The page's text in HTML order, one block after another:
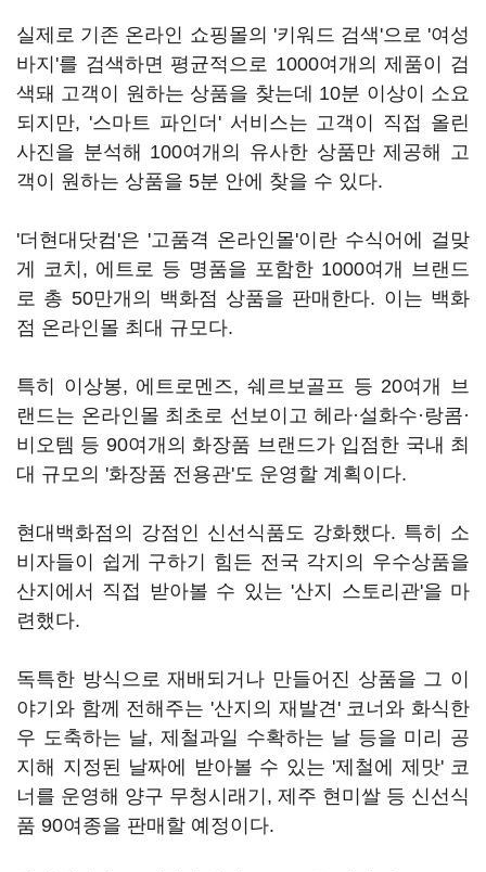
실제로 기존 온라인 쇼핑몰의 '키워드 검색'으로 '여성
바지'를 검색하면 평균적으로 1000여개의 제품이 검
색돼 고객이 원하는 상품을 찾는데 10분 이상이 소요
되지만, '스마트 파인더' 서비스는 고객이 직접 올린
사진을 분석해 100여개의 유사한 상품만 제공해 고
객이 원하는 상품을 5분 안에 찾을 수 있다.
'더현대닷컴'은 '고품격 온라인몰'이란 수식어에 걸맞
게 코치, 에트로 등 명품을 포함한 1000여개 브랜드
로 총 50만개의 백화점 상품을 판매한다. 이는 백화
점 온라인몰 최대 규모다.
특히 이상봉, 에트로멘즈, 쉐르보골프 등 20여개 브
랜드는 온라인몰 최초로 선보이고 헤라·설화수·랑콤·
비오템 등 90여개의 화장품 브랜드가 입점한 국내 최
대 규모의 '화장품 전용관'도 운영할 계획이다.
현대백화점의 강점인 신선식품도 강화했다. 특히 소
비자들이 쉽게 구하기 힘든 전국 각지의 우수상품을
산지에서 직접 받아볼 수 있는 '산지 스토리관'을 마
련했다.
독특한 방식으로 재배되거나 만들어진 상품을 그 이
야기와 함께 전해주는 '산지의 재발견' 코너와 화식한
우 도축하는 날, 제철과일 수확하는 날 등을 미리 공
지해 지정된 날짜에 받아볼 수 있는 '제철에 제맛' 코
너를 운영해 양구 무청시래기, 제주 현미쌀 등 신선식
품 90여종을 판매할 예정이다.